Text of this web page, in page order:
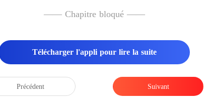
—— Chapitre bloqué ——
Télécharger l'appli pour lire la suite
Précédent Suivant